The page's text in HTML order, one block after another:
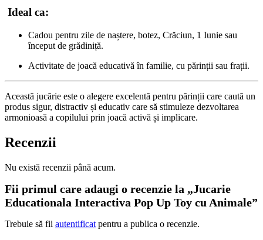
Ideal ca:
Cadou pentru zile de naștere, botez, Crăciun, 1 Iunie sau
început de grădiniță.
Activitate de joacă educativă în familie, cu părinții sau frații.
Această jucărie este o alegere excelentă pentru părinții care caută un
produs sigur, distractiv și educativ care să stimuleze dezvoltarea
armonioasă a copilului prin joacă activă și implicare.
Recenzii
Nu există recenzii până acum.
Fii primul care adaugi o recenzie la „Jucarie
Educationala Interactiva Pop Up Toy cu Animale”
Trebuie să fii autentificat pentru a publica o recenzie.